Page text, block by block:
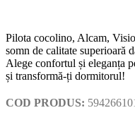
Pilota cocolino, Alcam,
somn de calitate superioară
Alege confortul și eleganța
și transformă-ți dormitorul!
COD PRODUS: